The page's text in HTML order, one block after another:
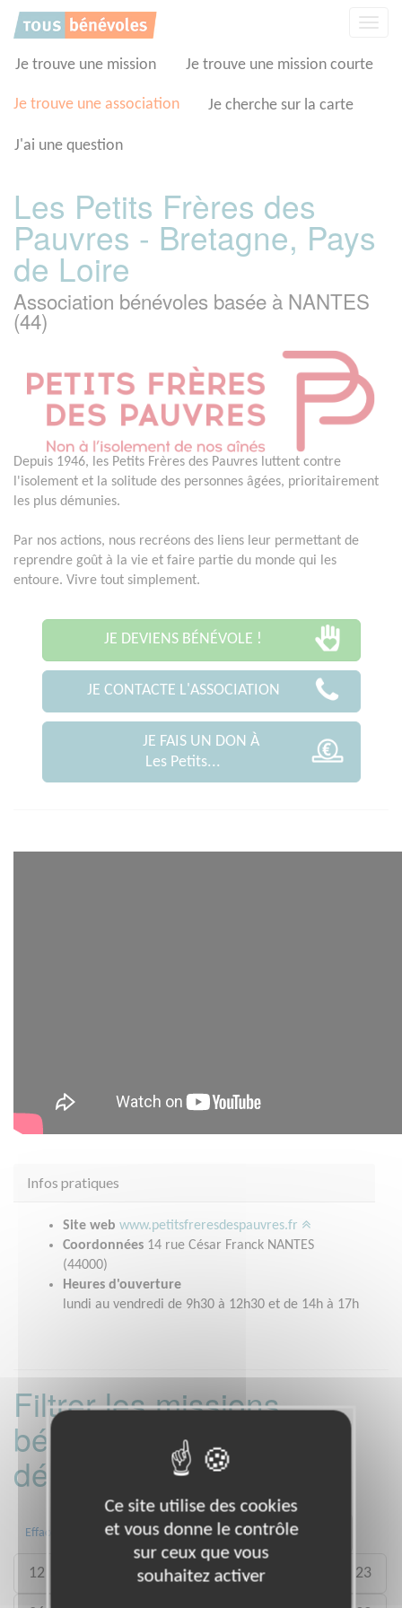
Je trouve une mission Je trouve une mission courte
Je trouve une association Je cherche sur la carte
J'ai une question
Les Petits Frères des
Pauvres - Bretagne, Pays
de Loire
Association bénévoles basée à NANTES
(44)
Depuis 1946, les Petits Frères des Pauvres luttent contre
l'isolement et la solitude des personnes âgées, prioritairement
les plus démunies.
Par nos actions, nous recréons des liens leur permettant de
reprendre goût à la vie et faire partie du monde qui les
entoure. Vivre tout simplement.
JE DEVIENS BÉNÉVOLE !
JE CONTACTE L'ASSOCIATION
JE FAIS UN DON À
Les Petits...
Infos pratiques
Site web www.petitsfreresdespauvres.fr
Coordonnées 14 rue César Franck NANTES
(44000)
Heures d'ouverture
lundi au vendredi de 9h30 à 12h30 et de 14h à 17h
Filtrer les missions
bénévoles par
département :
Effacer 03 06 07 09
12 14 15 18 19 23
Panneau de gestion des cookies
Ce site utilise des cookies
et vous donne le contrôle
sur ceux que vous
souhaitez activer